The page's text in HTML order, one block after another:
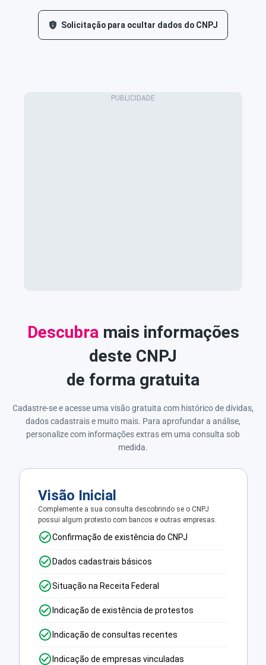
Solicitação para ocultar dados do CNPJ
Descubra mais informações
deste CNPJ
de forma gratuita
Cadastre-se e acesse uma visão gratuita com histórico de dívidas,
dados cadastrais e muito mais. Para aprofundar a análise,
personalize com informações extras em uma consulta sob
medida.
Visão Inicial
Complemente a sua consulta descobrindo se o CNPJ
possui algum protesto com bancos e outras empresas.
Confirmação de existência do CNPJ
Dados cadastrais básicos
Situação na Receita Federal
Indicação de existência de protestos
Indicação de consultas recentes
Indicação de empresas vinculadas